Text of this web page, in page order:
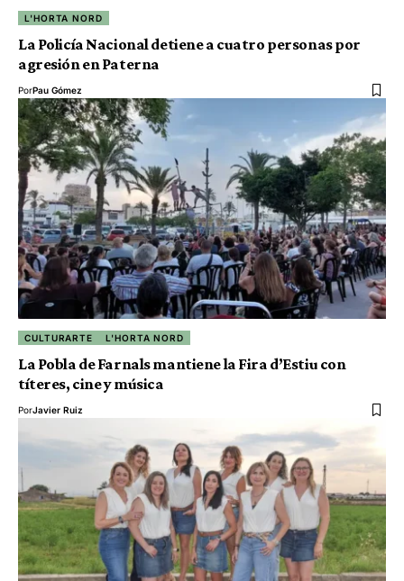
L'HORTA NORD
La Policía Nacional detiene a cuatro personas por
agresión en Paterna
PorPau Gómez
CULTURARTE L'HORTA NORD
La Pobla de Farnals mantiene la Fira d’Estiu con
títeres, cine y música
PorJavier Ruiz